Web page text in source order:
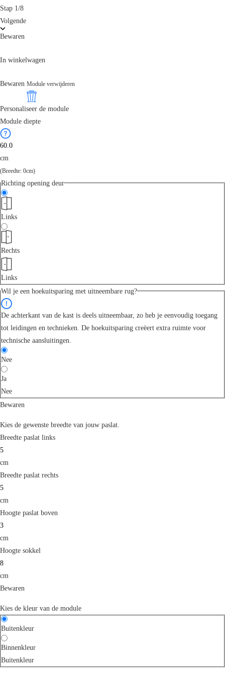
Stap 1/8
Volgende
Bewaren
In winkelwagen
Bewaren Module verwijderen
Personaliseer de module
Module diepte
cm
(Breedte: 0cm)
Richting opening deur
Links
Rechts
Links
Wil je een hoekuitsparing met uitneembare rug?
De achterkant van de kast is deels uitneembaar, zo heb je eenvoudig toegang
tot leidingen en technieken. De hoekuitsparing creëert extra ruimte voor
technische aansluitingen.
Nee
Ja
Nee
Bewaren
Kies de gewenste breedte van jouw paslat.
Breedte paslat links
cm
Breedte paslat rechts
cm
Hoogte paslat boven
cm
Hoogte sokkel
cm
Bewaren
Kies de kleur van de module
Buitenkleur
Binnenkleur
Buitenkleur